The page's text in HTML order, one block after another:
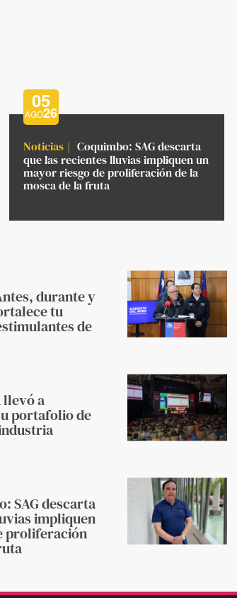
05
AGO26
Noticias
Coquimbo: SAG descarta
que las recientes lluvias impliquen un
mayor riesgo de proliferación de la
mosca de la fruta
durante y
tu
de
llevó a
portafolio de
SAG descarta
impliquen
proliferación